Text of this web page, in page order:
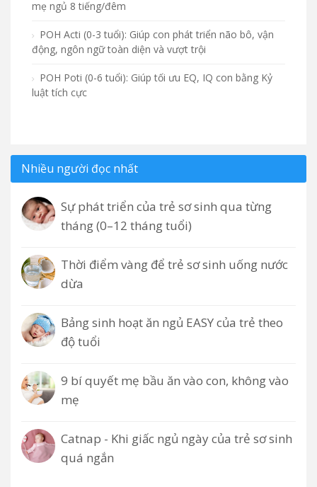
mẹ ngủ 8 tiếng/đêm
POH Acti (0-3 tuổi): Giúp con phát triển não bô, vận
động, ngôn ngữ toàn diện và vượt trội
POH Poti (0-6 tuổi): Giúp tối ưu EQ, IQ con bằng Kỷ
luật tích cực
Nhiều người đọc nhất
Sự phát triển của trẻ sơ sinh qua từng
tháng (0–12 tháng tuổi)
Thời điểm vàng để trẻ sơ sinh uống nước
dừa
Bảng sinh hoạt ăn ngủ EASY của trẻ theo
độ tuổi
9 bí quyết mẹ bầu ăn vào con, không vào
mẹ
Catnap - Khi giấc ngủ ngày của trẻ sơ sinh
quá ngắn